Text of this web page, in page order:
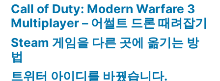
Call of Duty: Modern Warfare 3
Multiplayer – 어썰트 드론 때려잡기
Steam 게임을 다른 곳에 옮기는 방
법
트위터 아이디를 바꿨습니다.